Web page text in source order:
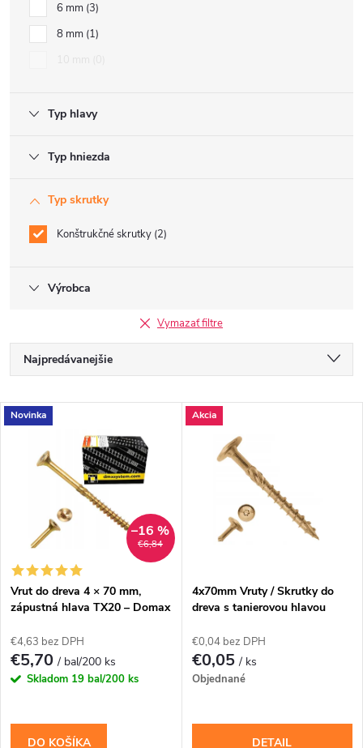
6 mm 3
8 mm 1
Typ hlavy
Typ hniezda
Typ skrutky
Konštrukčné skrutky 2
Výrobca
Vymazať filtre
R
a
i
e
p
r
o
Najpredávanejšie
Najlacnejšie
Najdrahšie
Abecedne
V
s
p
r
Novinka
€6,84
–16 %
Vrut do dreva 4 × 70 mm,
zápustná hlava TX20 – Domax
€4,63 bez DPH
€5,70/ bal/200 ks
Skladom 19 bal/200 ks
DO KOŠÍKA
Akcia
4x70mm Vruty / Skrutky do
dreva s tanierovou hlavou
€0,04 bez DPH
€0,05/ ks
Objednané
DETAIL